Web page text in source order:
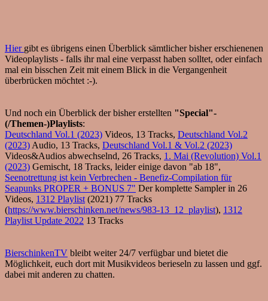
Hier gibt es übrigens einen Überblick sämtlicher bisher erschienenen
Videoplaylists - falls ihr mal eine verpasst haben solltet, oder einfach
mal ein bisschen Zeit mit einem Blick in die Vergangenheit
überbrücken möchtet :-).
Und noch ein Überblick der bisher erstellten "Special"-
(/Themen-)Playlists:
Deutschland Vol.1 (2023) Videos, 13 Tracks, Deutschland Vol.2
(2023) Audio, 13 Tracks, Deutschland Vol.1 & Vol.2 (2023)
Videos&Audios abwechselnd, 26 Tracks, 1. Mai (Revolution) Vol.1
(2023) Gemischt, 18 Tracks, leider einige davon "ab 18",
Seenotrettung ist kein Verbrechen - Benefiz-Compilation für
Seapunks PROPER + BONUS 7" Der komplette Sampler in 26
Videos, 1312 Playlist (2021) 77 Tracks
(https://www.bierschinken.net/news/983-13_12_playlist), 1312
Playlist Update 2022 13 Tracks
BierschinkenTV bleibt weiter 24/7 verfügbar und bietet die
Möglichkeit, euch dort mit Musikvideos berieseln zu lassen und ggf.
dabei mit anderen zu chatten.